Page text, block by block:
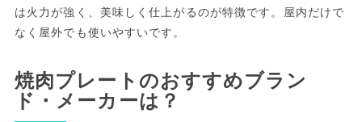
は火力が強く、美味しく仕上がるのが特徴です。屋内だけで
なく屋外でも使いやすいです。
焼肉プレートのおすすめブラン
ド・メーカーは？